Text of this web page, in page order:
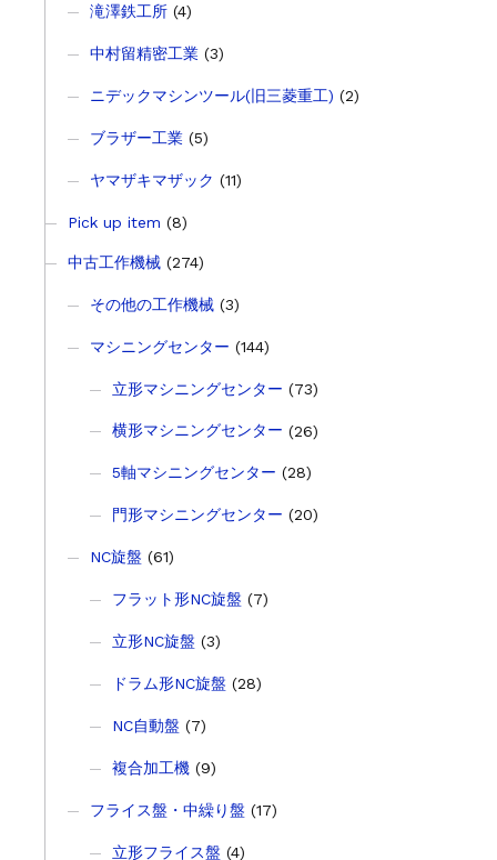
滝澤鉄工所(4)
中村留精密工業(3)
ニデックマシンツール(旧三菱重工) (2)
ブラザー工業(5)
ヤマザキマザック (11)
Pick up item (8)
中古工作機械(274)
その他の工作機械(3)
マシニングセンター (144)
立形マシニングセンター (73)
横形マシニングセンター (26)
5軸マシニングセンター (28)
門形マシニングセンター (20)
NC旋盤 (61)
フラット形NC旋盤 (7)
立形NC旋盤 (3)
ドラム形NC旋盤 (28)
NC自動盤 (7)
複合加工機(9)
フライス盤・中繰り盤 (17)
立形フライス盤 (4)